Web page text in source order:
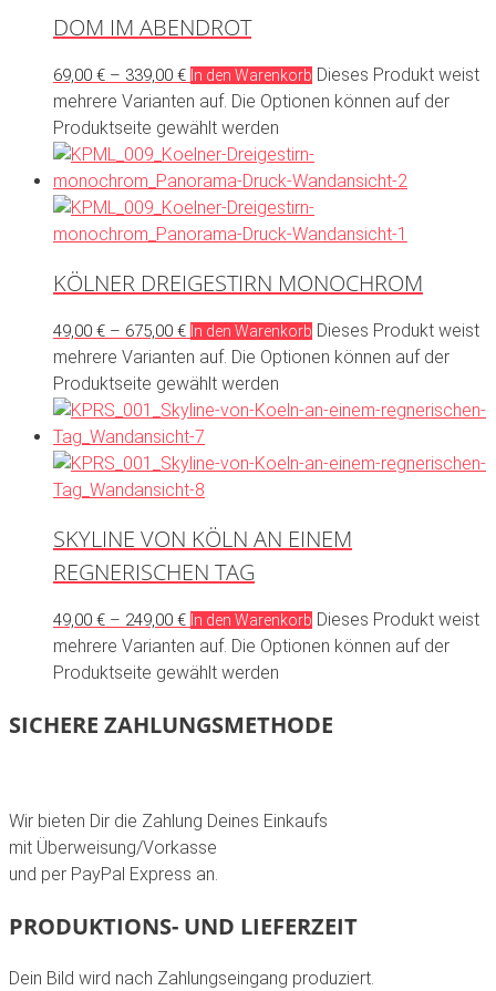
DOM IM ABENDROT
69,00 € – 339,00 € In den Warenkorb Dieses Produkt weist
mehrere Varianten auf. Die Optionen können auf der
Produktseite gewählt werden
KÖLNER DREIGESTIRN MONOCHROM
49,00 € – 675,00 € In den Warenkorb Dieses Produkt weist
mehrere Varianten auf. Die Optionen können auf der
Produktseite gewählt werden
SKYLINE VON KÖLN AN EINEM
REGNERISCHEN TAG
49,00 € – 249,00 € In den Warenkorb Dieses Produkt weist
mehrere Varianten auf. Die Optionen können auf der
Produktseite gewählt werden
SICHERE ZAHLUNGSMETHODE
Wir bieten Dir die Zahlung Deines Einkaufs
mit Überweisung/Vorkasse
und per PayPal Express an.
PRODUKTIONS- UND LIEFERZEIT
Dein Bild wird nach Zahlungseingang produziert.